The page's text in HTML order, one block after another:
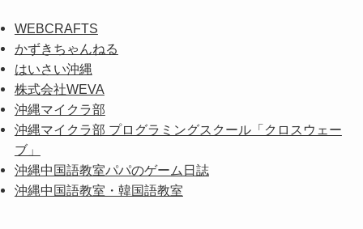
WEBCRAFTS
かずきちゃんねる
はいさい沖縄
株式会社WEVA
沖縄マイクラ部
沖縄マイクラ部 プログラミングスクール「クロスウェー
ブ」
沖縄中国語教室パパのゲーム日誌
沖縄中国語教室・韓国語教室